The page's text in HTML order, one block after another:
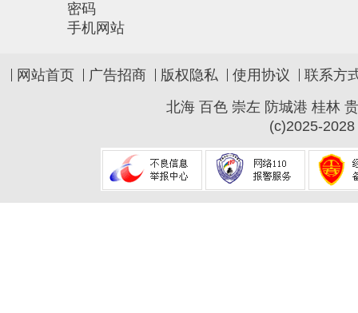
密码
手机网站
网站首页 广告招商 版权隐私 使用协议
联系方
北海 百色 崇左 防城港 桂林
(c)2025-